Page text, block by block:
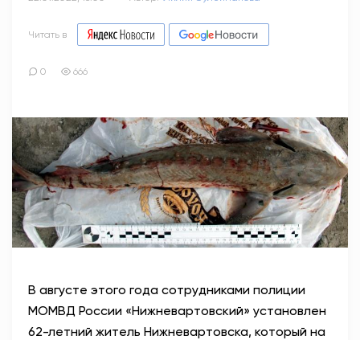
Читать в
0 666
В августе этого года сотрудниками полиции
МОМВД России «Нижневартовский» установлен
62-летний житель Нижневартовска, который на